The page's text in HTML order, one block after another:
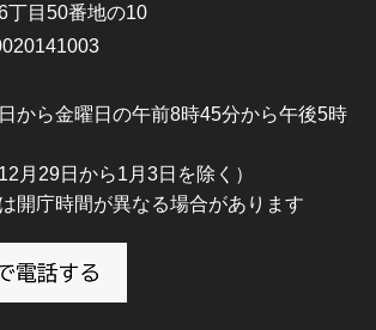
丁目50番地の10
から金曜日の午前8時45分から午後5時
月29日から1月3日を除く）
開庁時間が異なる場合があります